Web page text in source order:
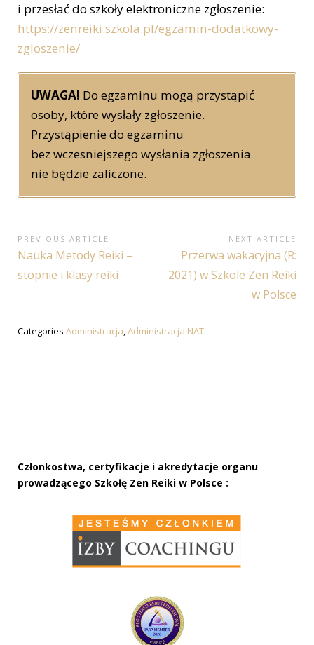
i przesłać do szkoły elektroniczne zgłoszenie:
https://zenreiki.szkola.pl/egzamin-dodatkowy-
zgloszenie/
UWAGA! Do egzaminu mogą przystąpić
osoby, które wysłały zgłoszenie.
Przystąpienie do egzaminu
bez wczesniejszego wysłania zgłoszenia
nie będzie zaliczone.
Nawigacja
wpisu
PREVIOUS ARTICLE
Previous
Article:
Nauka Metody Reiki –
stopnie i klasy reiki
NEXT ARTICLE
Next
Article:
Przerwa wakacyjna (R:
2021) w Szkole Zen Reiki
w Polsce
Categories Administracja,Administracja NAT
Członkostwa, certyfikacje i akredytacje organu
prowadzącego Szkołę Zen Reiki w Polsce :